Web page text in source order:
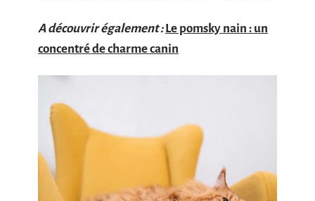
A découvrir également : Le pomsky nain : un
concentré de charme canin